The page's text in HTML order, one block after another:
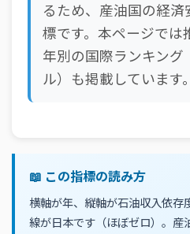
るため、産油国の経
標です。本ページでは
年別の国際ランキング
ル）も掲載しています。
📖 この指標の読み方
横軸が年、縦軸が石油収入依存
線が日本です（ほぼゼロ）。産